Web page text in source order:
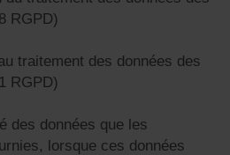
RGPD)
traitement des données des
RGPD)
des données que les
lorsque ces données